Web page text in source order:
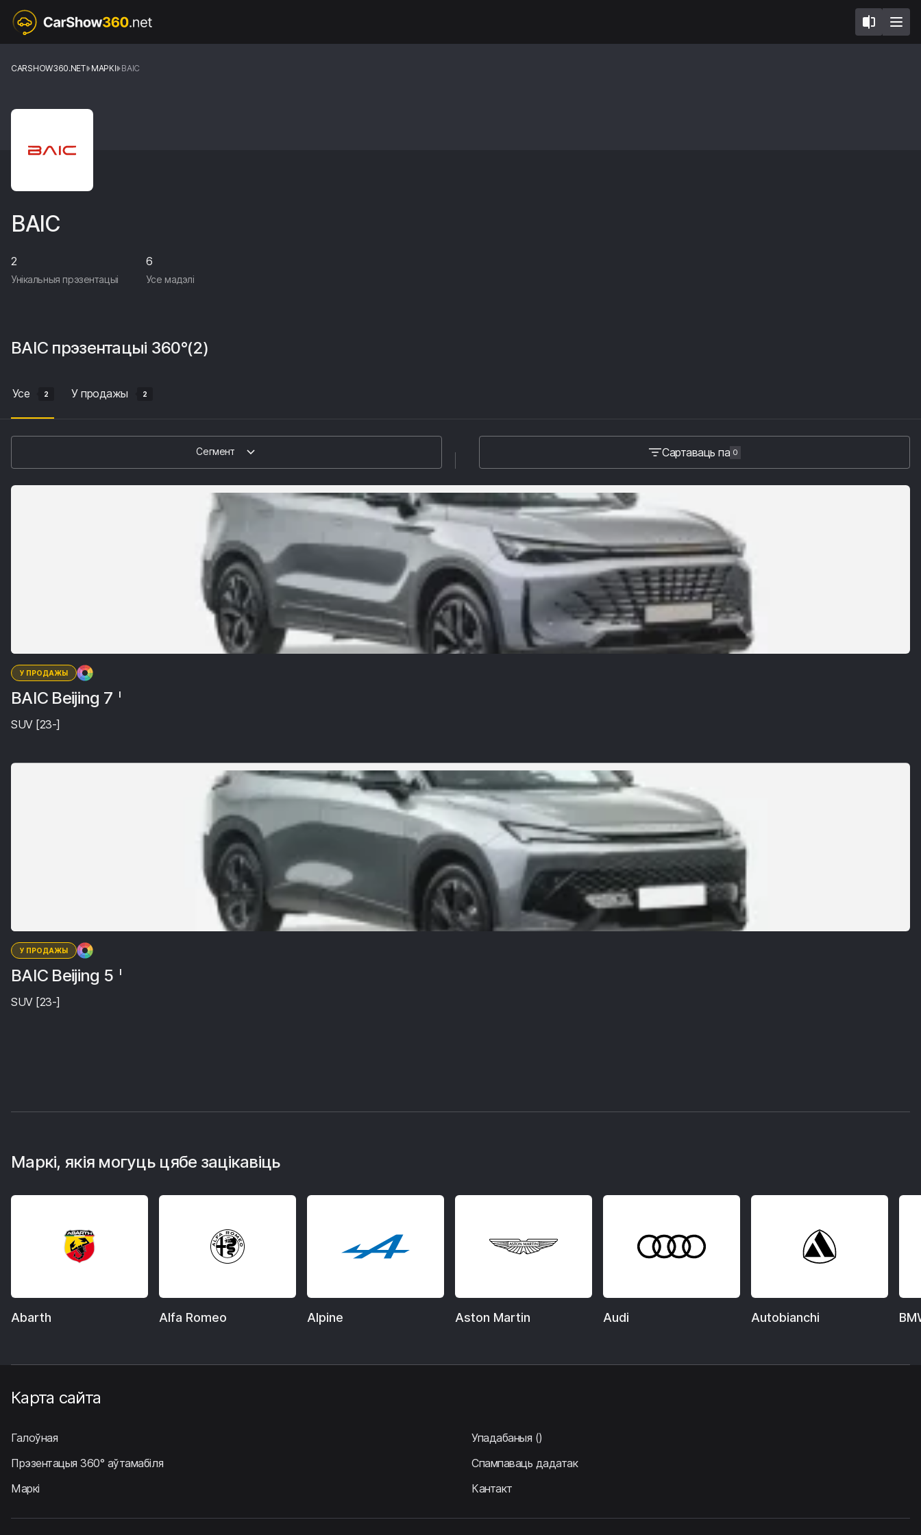
CARSHOW360.NET МАРКІ BAIC
BAIC
2
Унікальныя прэзентацыі
6
Усе мадэлі
BAIC прэзентацыі 360°(2)
Усе 2 У продажы 2
Сегмент Сартаваць па 0
У ПРОДАЖЫ
BAIC Beijing 7 I
SUV [23-]
У ПРОДАЖЫ
BAIC Beijing 5 I
SUV [23-]
Маркі, якія могуць цябе зацікавіць
Abarth Alfa Romeo Alpine Aston Martin Audi Autobianchi
Карта сайта
Галоўная Упадабаныя ()
Прэзентацыя 360° аўтамабіля
Спампаваць дадатак
Маркі
Кантакт